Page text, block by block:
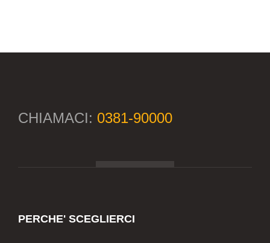
CHIAMACI: 0381-90000
PERCHE' SCEGLIERCI